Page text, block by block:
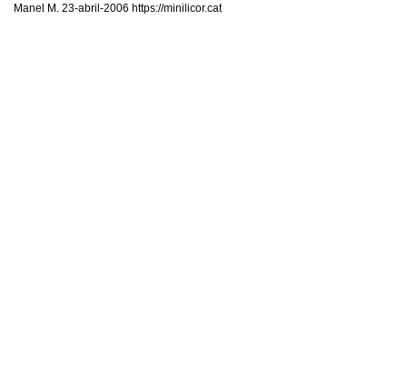
Manel M. 23-abril-2006 https://minilicor.cat